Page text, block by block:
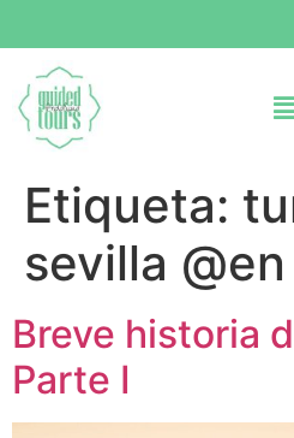
Etiqueta:
sevilla @en
Breve historia
Parte I